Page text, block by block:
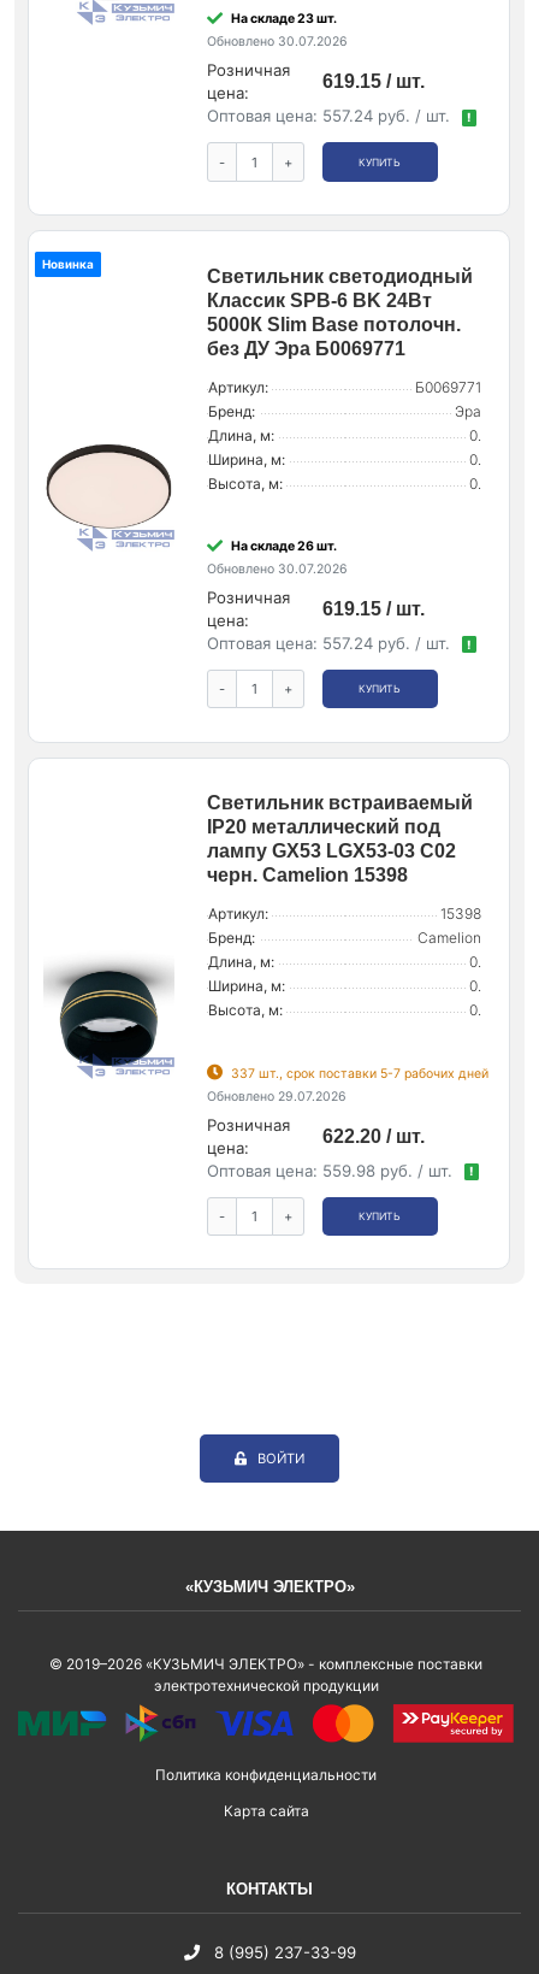
На складе 23 шт.
Обновлено 30.07.2026
Розничная
цена:
619.15 / шт.
Оптовая цена: 557.24 руб. / шт. !
- + КУПИТЬ
Новинка
Светильник светодиодный
Классик SPB-6 BK 24Вт
5000К Slim Base потолочн.
без ДУ Эра Б0069771
Артикул:
Б0069771
Бренд:
Эра
Длина, м:
0.
Ширина, м:
0.
Высота, м:
0.
На складе 26 шт.
Обновлено 30.07.2026
Розничная
цена:
619.15 / шт.
Оптовая цена: 557.24 руб. / шт. !
- + КУПИТЬ
Светильник встраиваемый
IP20 металлический под
лампу GX53 LGX53-03 C02
черн. Camelion 15398
Артикул:
15398
Бренд:
Camelion
Длина, м:
0.
Ширина, м:
0.
Высота, м:
0.
337 шт., срок поставки 5-7 рабочих дней
Обновлено 29.07.2026
Розничная
цена:
622.20 / шт.
Оптовая цена: 559.98 руб. / шт. !
- + КУПИТЬ
ВОЙТИ
«КУЗЬМИЧ ЭЛЕКТРО»
© 2019–2026 «КУЗЬМИЧ ЭЛЕКТРО» - комплексные поставки
электротехнической продукции
Политика конфиденциальности
Карта сайта
КОНТАКТЫ
8 (995) 237-33-99